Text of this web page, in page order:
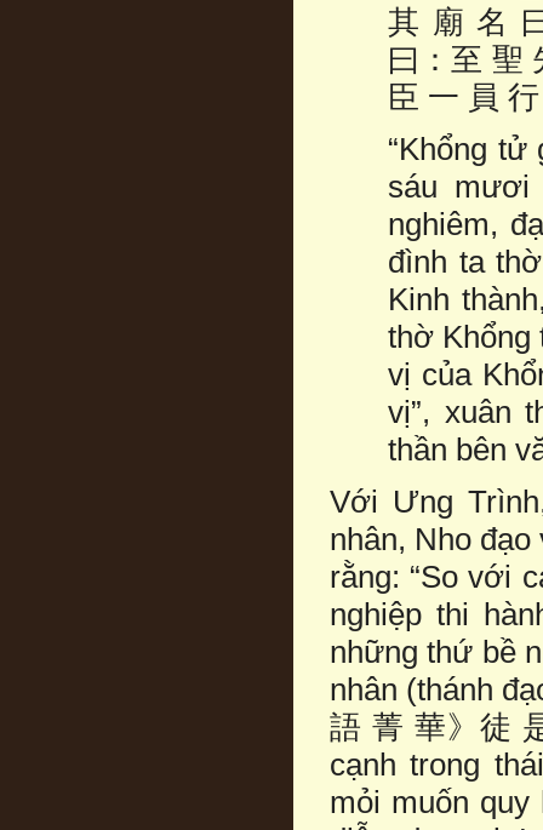
其 廟 名
曰：至 聖
臣 一 員
“Khổng tử
sáu mươi
nghiêm,
đình ta
Kinh
thờ Khổng
vị của
vị”, xuân
thần bên
Với Ưng
nhân, Nho
rằng: “So với
nghiệp thi
những thứ bề
nhân (thánh
語 菁 華》徒
cạnh trong
mỏi muốn